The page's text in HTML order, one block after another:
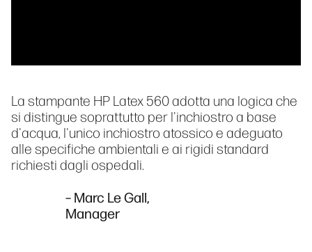
La stampante HP Latex 560 adotta una logica che
si distingue soprattutto per l'inchiostro a base
d'acqua, l'unico inchiostro atossico e adeguato
alle specifiche ambientali e ai rigidi standard
richiesti dagli ospedali.
– Marc Le Gall,
Manager